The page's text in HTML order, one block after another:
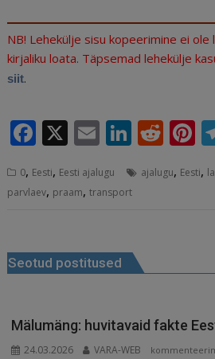
NB! Lehekülje sisu kopeerimine ei ole
kirjaliku loata. Täpsemad lehekülje
siit.
F
c
e
o
o
X E
ai
Li
k
n
R
d
0, Eesti, Eesti ajalugu ajalugu, Eesti,
parvlaev, praam,transport
Seotud postitused
Mälumäng: huvitavaid fakte
24.03.2026 VARA-WEB
Mälumäng: